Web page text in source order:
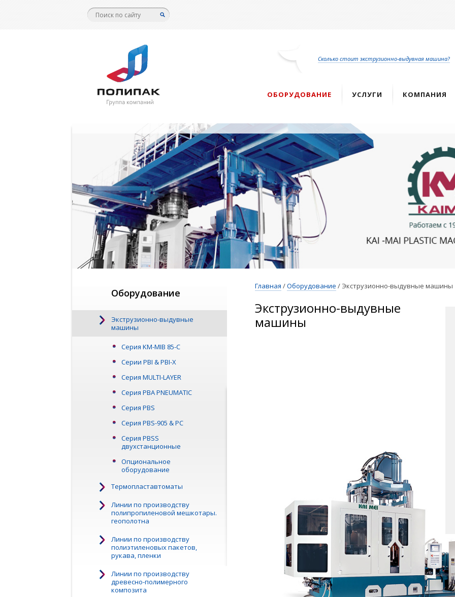
Перейти
к
Сколько стоит экструзионно-выдувная машина?
ОБОРУДОВАНИЕ УСЛУГИ КОМПАНИЯ
Оборудование
Экструзионно-выдувные
машины
Серия KM-MIB 85-C
Серии PBI & PBI-X
Серия MULTI-LAYER
Серия PBA PNEUMATIC
Серия PBS
Серия PBS-905 & PC
Серия PBSS
двухстанционные
Опциональное
оборудование
Термопластавтоматы
Линии по производству
полипропиленовой мешкотары.
геополотна
Линии по производству
полиэтиленовых пакетов,
рукава, пленки
Линии по производству
древесно-полимерного
композита
Главная /Оборудование / Экструзионно-выдувные машины
Экструзионно-выдувные
машины